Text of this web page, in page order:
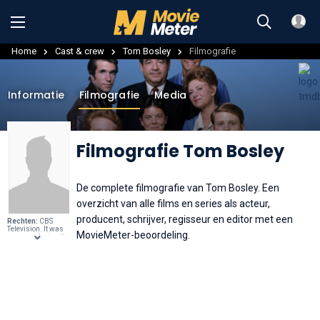
Home Cast & crew Tom Bosley Filmografie
Rechten: CBS
Television. It was
common during the
Filmografie Tom Bosley
Informatie Filmografie Media
De complete filmografie van Tom Bosley. Een
overzicht van alle films en series als acteur,
producent, schrijver, regisseur en editor met een
MovieMeter-beoordeling.